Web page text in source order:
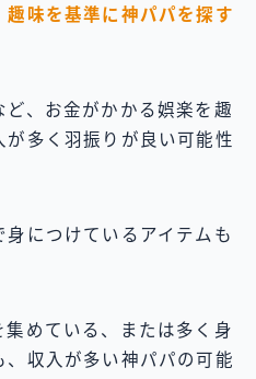
趣味を基準に神パパを探す
、お金がかかる娯楽を趣
多く羽振りが良い可能性
につけているアイテムも
めている、または多く身
収入が多い神パパの可能